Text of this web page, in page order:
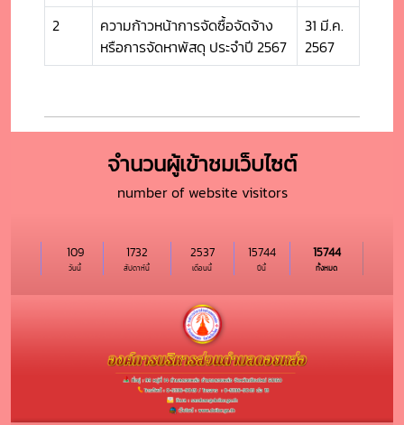
2
ความก้าวหน้าการจัดซื้อจัดจ้าง
หรือการจัดหาพัสดุ ประจำปี 2567
31 มี.ค.
2567
จำนวนผู้เข้าชมเว็บไซต์
number of website visitors
วันนี้
109
สัปดาห์นี้
1732
เดือนนี้
2537
ปีนี้
15744
ทั้งหมด
15744